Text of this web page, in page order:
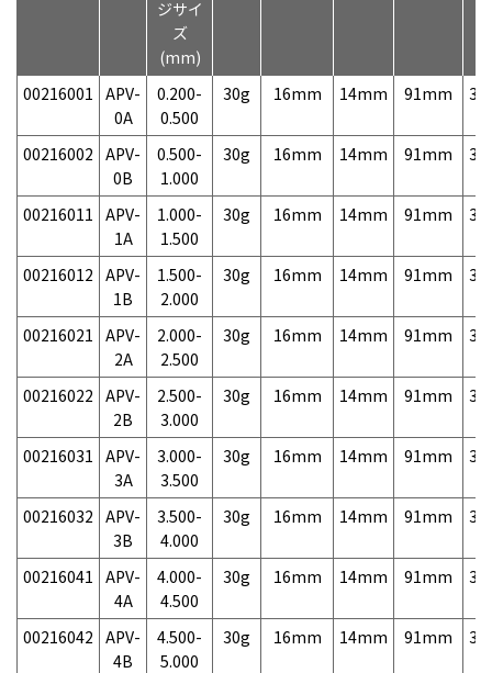
ジサイ
ズ
(mm)
00216001 APV-
0A
0.200-
0.500
30g 16mm 14mm 91mm
00216002 APV-
0B
0.500-
1.000
30g 16mm 14mm 91mm
00216011 APV-
1A
1.000-
1.500
30g 16mm 14mm 91mm
00216012 APV-
1B
1.500-
2.000
30g 16mm 14mm 91mm
00216021 APV-
2A
2.000-
2.500
30g 16mm 14mm 91mm
00216022 APV-
2B
2.500-
3.000
30g 16mm 14mm 91mm
00216031 APV-
3A
3.000-
3.500
30g 16mm 14mm 91mm
00216032 APV-
3B
3.500-
4.000
30g 16mm 14mm 91mm
00216041 APV-
4A
4.000-
4.500
30g 16mm 14mm 91mm
00216042 APV-
4B
4.500-
5.000
30g 16mm 14mm 91mm